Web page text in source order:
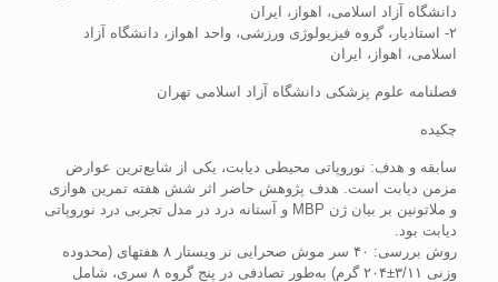
دانشگاه آزاد اسلامی، اهواز، ایران
۲- استادیار، گروه فیزیولوژی ورزشی، واحد اهواز، دانشگاه آزاد
اسلامی، اهواز، ایران
فصلنامه علوم پزشکی دانشگاه آزاد اسلامی تهران
چکیده
سابقه و هدف: نوروپاتی محیطی دیابت، یکی از شایع‌ترین عوارض
مزمن دیابت است. هدف پژوهش حاضر اثر شش هفته تمرین هوازی
و ملاتونین بر بیان ژن MBP و آستانه درد در مدل تجربی درد نوروپاتی
دیابت بود.
روش بررسی: ۴۰ سر موش صحرایی نر ویستار ۸ هفته­ای (محدوده
وزنی ۳/۱۱±۲۰۴ گرم) به‌طور تصادفی در پنج گروه ۸ سری، شامل